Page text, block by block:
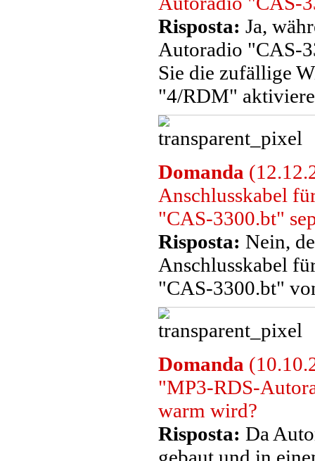
Risposta: Ja,
Autoradio "CAS-
Sie die zufällige
"4/RDM"
Domanda
Anschlusskabel
"CAS-3300.bt"
Risposta: Nein,
Anschlusskabel
"CAS-3300.bt"
Domanda
"MP3-RDS-
warm wird?
Risposta: Da